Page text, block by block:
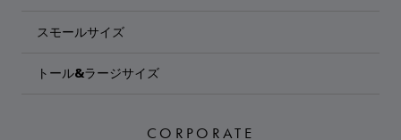
スモールサイズ
トール&ラージサイズ
CORPORATE